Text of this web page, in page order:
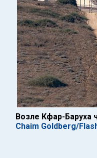
Возле Кфар-Баруха
Chaim Goldberg/